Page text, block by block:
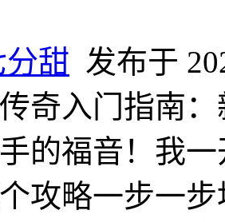
甜 发布于
奇入门指南
的福音！我
攻略一步一